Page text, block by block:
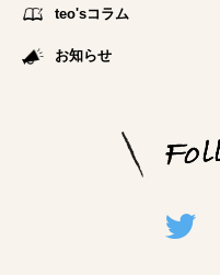
teo'sコラム
お知らせ